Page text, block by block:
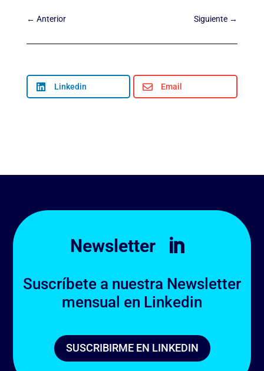
← Anterior Siguiente →
 Linkedin  Email

Newsletter
Suscríbete a nuestra Newsletter
mensual en Linkedin
SUSCRIBIRME EN LINKEDIN